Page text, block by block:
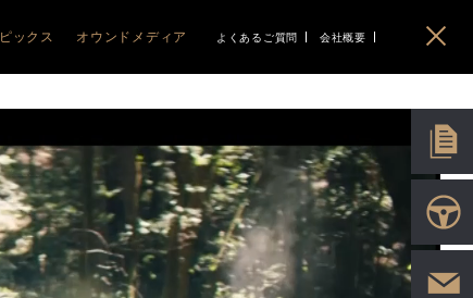
アバルト旭川
F595/695/695C
RIFTER
5008
HYBRID
3008
2008
408
308
C5 X
C4 HYBRID
BERLINGO
C5 AIRCROSS
HYBRID
E-C4 ELECTRIC
ックス
ニュース
オウンドメディア
Gourmet&Drive MAGAZINE
ポッドキャスト
ソーシャル
よくあるご質問 会社概要